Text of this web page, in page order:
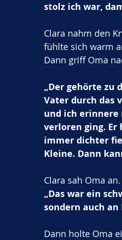
stolz ich war,
Clara nahm den
fühlte sich warm
Dann griff Oma
„Der gehörte zu
Vater durch das
und ich erinnere
verloren ging. Er
immer dichter
Kleine. Dann
Clara sah Oma
„Das war ein
sondern auch an
Dann holte Oma